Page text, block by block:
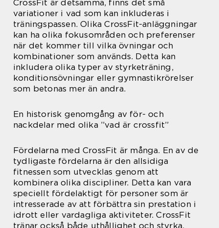
CrossFit är detsamma, finns det små
variationer i vad som kan inkluderas i
träningspassen. Olika CrossFit-anläggningar
kan ha olika fokusområden och preferenser
när det kommer till vilka övningar och
kombinationer som används. Detta kan
inkludera olika typer av styrketräning,
konditionsövningar eller gymnastikrörelser
som betonas mer än andra.
En historisk genomgång av för- och
nackdelar med olika ”vad är crossfit”
Fördelarna med CrossFit är många. En av de
tydligaste fördelarna är den allsidiga
fitnessen som utvecklas genom att
kombinera olika discipliner. Detta kan vara
speciellt fördelaktigt för personer som är
intresserade av att förbättra sin prestation i
idrott eller vardagliga aktiviteter. CrossFit
tränar också både uthållighet och styrka,